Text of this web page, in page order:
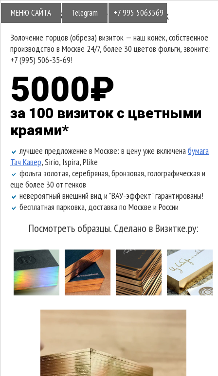
МЕНЮ САЙТА Telegram +7 995 5063569
Золочение торцов визиток
Золочение торцов (обреза) визиток — наш конёк, собственное
производство в Москве 24/7, более 30 цветов фольги, звоните:
+7 (995) 506-35-69!
5000₽
за 100 визиток с цветными
краями*
лучшее предложение в Москве: в цену уже включенабумага
Тач Кавер, Sirio, Ispira, Plike
фольга золотая, серебряная, бронзовая, голографическая и
еще более 30 оттенков
невероятный внешний вид и "ВАУ-эффект" гарантированы!
бесплатная парковка, доставка по Москве и России
Посмотреть образцы. Сделано в Визитке.ру: